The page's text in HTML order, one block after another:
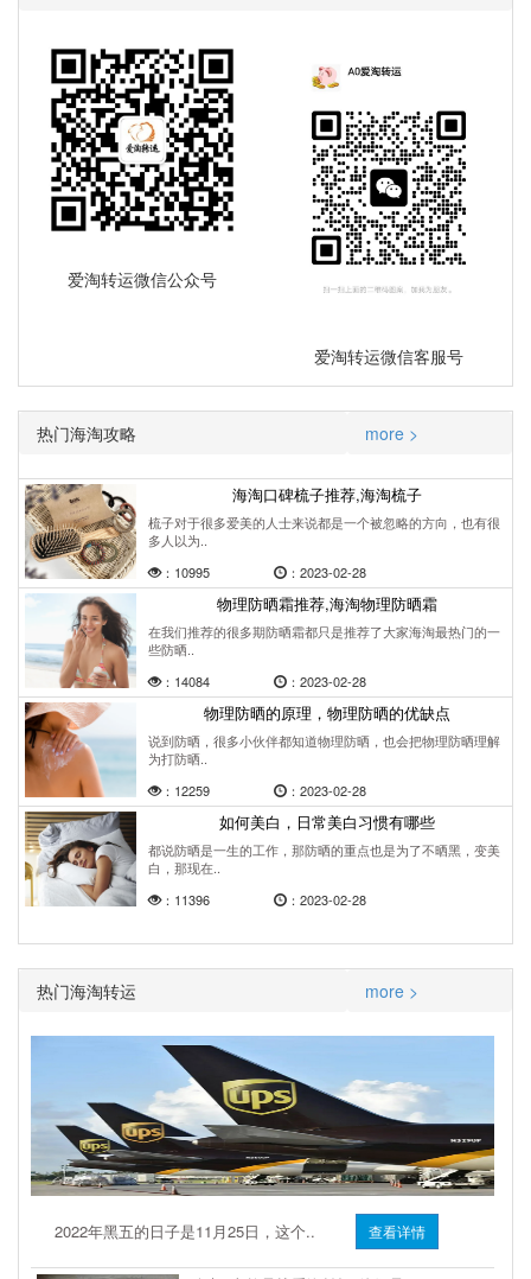
爱淘转运微信公众号
爱淘转运微信客服号
热门海淘攻略 more >
海淘口碑梳子推荐,海淘梳子
梳子对于很多爱美的人士来说都是一个被忽略的方向，也有很
多人以为..
：10995
：2023-02-28
物理防晒霜推荐,海淘物理防晒霜
在我们推荐的很多期防晒霜都只是推荐了大家海淘最热门的一
些防晒..
：14084
：2023-02-28
物理防晒的原理，物理防晒的优缺点
说到防晒，很多小伙伴都知道物理防晒，也会把物理防晒理解
为打防晒..
：12259
：2023-02-28
如何美白，日常美白习惯有哪些
都说防晒是一生的工作，那防晒的重点也是为了不晒黑，变美
白，那现在..
：11396
：2023-02-28
热门海淘转运 more >
2022年黑五的日子是11月25日，这个.. 查看详情